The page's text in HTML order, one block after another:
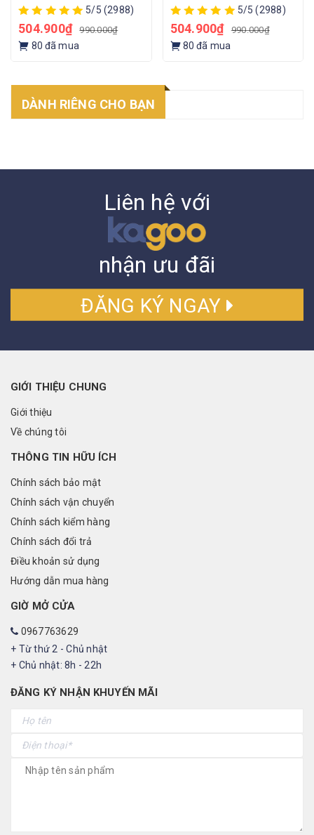
PASTEL
5/5 (2988)
504.900₫ 990.000₫
80 đã mua
RÊU
5/5 (2988)
504.900₫ 990.000₫
80 đã mua
DÀNH RIÊNG CHO BẠN
Liên hệ với
nhận ưu đãi
ĐĂNG KÝ NGAY
GIỚI THIỆU CHUNG
Giới thiệu
Về chúng tôi
THÔNG TIN HỮU ÍCH
Chính sách bảo mật
Chính sách vận chuyển
Chính sách kiểm hàng
Chính sách đổi trả
Điều khoản sử dụng
Hướng dẫn mua hàng
GIỜ MỞ CỬA
0967763629
+ Từ thứ 2 - Chủ nhật
+ Chủ nhật: 8h - 22h
ĐĂNG KÝ NHẬN KHUYẾN MÃI